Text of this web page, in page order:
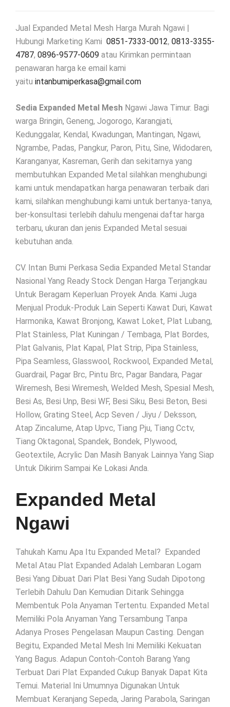
Jual Expanded Metal Mesh Harga Murah Ngawi |
Hubungi Marketing Kami 0851-7333-0012, 0813-3355-
4787, 0896-9577-0609 atau Kirimkan permintaan
penawaran harga ke email kami
yaitu intanbumiperkasa@gmail.com
Sedia Expanded Metal Mesh Ngawi Jawa Timur. Bagi
warga Bringin, Geneng, Jogorogo, Karangjati,
Kedunggalar, Kendal, Kwadungan, Mantingan, Ngawi,
Ngrambe, Padas, Pangkur, Paron, Pitu, Sine, Widodaren,
Karanganyar, Kasreman, Gerih dan sekitarnya yang
membutuhkan Expanded Metal silahkan menghubungi
kami untuk mendapatkan harga penawaran terbaik dari
kami, silahkan menghubungi kami untuk bertanya-tanya,
ber-konsultasi terlebih dahulu mengenai daftar harga
terbaru, ukuran dan jenis Expanded Metal sesuai
kebutuhan anda.
CV. Intan Bumi Perkasa Sedia Expanded Metal Standar
Nasional Yang Ready Stock Dengan Harga Terjangkau
Untuk Beragam Keperluan Proyek Anda. Kami Juga
Menjual Produk-Produk Lain Seperti Kawat Duri, Kawat
Harmonika, Kawat Bronjong, Kawat Loket, Plat Lubang,
Plat Stainless, Plat Kuningan / Tembaga, Plat Bordes,
Plat Galvanis, Plat Kapal, Plat Strip, Pipa Stainless,
Pipa Seamless, Glasswool, Rockwool, Expanded Metal,
Guardrail, Pagar Brc, Pintu Brc, Pagar Bandara, Pagar
Wiremesh, Besi Wiremesh, Welded Mesh, Spesial Mesh,
Besi As, Besi Unp, Besi WF, Besi Siku, Besi Beton, Besi
Hollow, Grating Steel, Acp Seven / Jiyu / Deksson,
Atap Zincalume, Atap Upvc, Tiang Pju, Tiang Cctv,
Tiang Oktagonal, Spandek, Bondek, Plywood,
Geotextile, Acrylic Dan Masih Banyak Lainnya Yang Siap
Untuk Dikirim Sampai Ke Lokasi Anda.
Expanded Metal
Ngawi
Tahukah Kamu Apa Itu Expanded Metal? Expanded
Metal Atau Plat Expanded Adalah Lembaran Logam
Besi Yang Dibuat Dari Plat Besi Yang Sudah Dipotong
Terlebih Dahulu Dan Kemudian Ditarik Sehingga
Membentuk Pola Anyaman Tertentu. Expanded Metal
Memiliki Pola Anyaman Yang Tersambung Tanpa
Adanya Proses Pengelasan Maupun Casting. Dengan
Begitu, Expanded Metal Mesh Ini Memiliki Kekuatan
Yang Bagus. Adapun Contoh-Contoh Barang Yang
Terbuat Dari Plat Expanded Cukup Banyak Dapat Kita
Temui. Material Ini Umumnya Digunakan Untuk
Membuat Keranjang Sepeda, Jaring Parabola, Saringan